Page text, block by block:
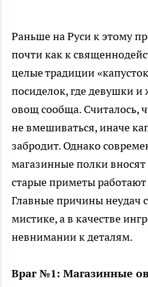
Раньше на Руси к этому
почти как к
целые традиции
посиделок, где девушки
овощ сообща. Считалось,
не вмешиваться, иначе
забродит. Однако
магазинные полки
старые приметы работают
Главные причины неудач
мистике, а в качестве
невнимании к деталям.
Враг №1: Магазинные